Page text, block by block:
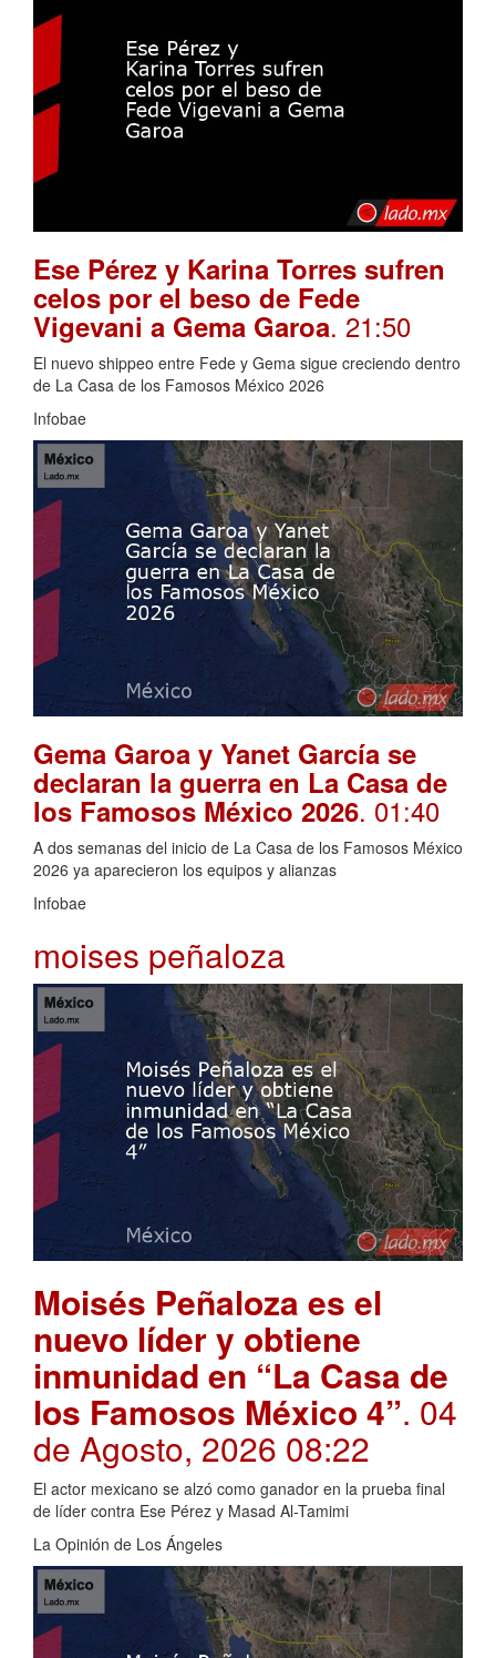
Ese Pérez y Karina Torres sufren
celos por el beso de Fede
Vigevani a Gema Garoa. 21:50
El nuevo shippeo entre Fede y Gema sigue creciendo dentro
de La Casa de los Famosos México 2026
Infobae
Gema Garoa y Yanet García se
declaran la guerra en La Casa de
los Famosos México 2026. 01:40
A dos semanas del inicio de La Casa de los Famosos México
2026 ya aparecieron los equipos y alianzas
Infobae
moises peñaloza
Moisés Peñaloza es el
nuevo líder y obtiene
inmunidad en “La Casa de
los Famosos México 4”. 04
de Agosto, 2026 08:22
El actor mexicano se alzó como ganador en la prueba final
de líder contra Ese Pérez y Masad Al-Tamimi
La Opinión de Los Ángeles